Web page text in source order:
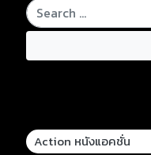
Action หนังแอคชั่น